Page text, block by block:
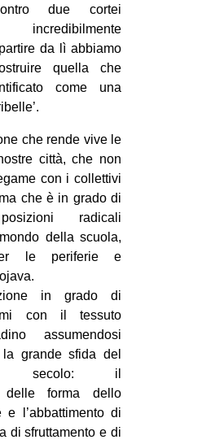
due cortei
incredibilmente
da lì abbiamo
quella che
come una
che rende vive le
città, che non
con i collettivi
che è in grado di
radicali
della scuola,
le periferie e
in grado di
con il tessuto
assumendosi
grande sfida del
secolo: il
delle forma dello
e l’abbattimento di
di sfruttamento e di